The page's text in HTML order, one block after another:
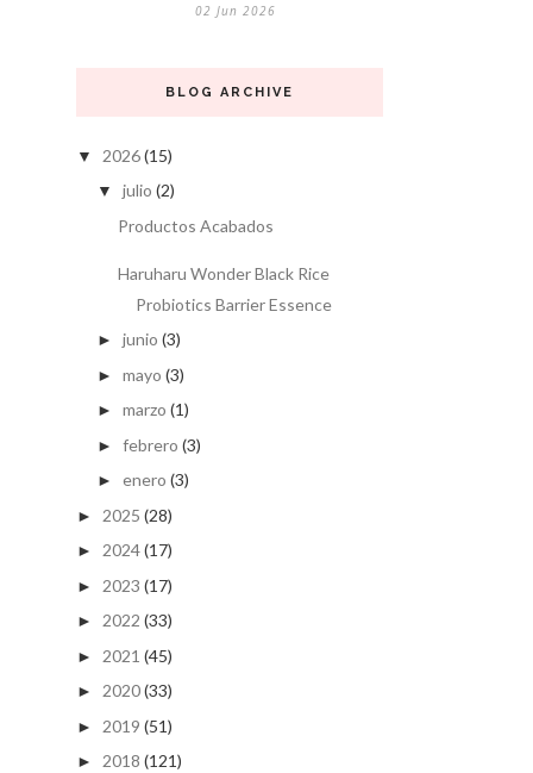
02 Jun 2026
BLOG ARCHIVE
▼ 2026(15)
▼ julio (2)
Productos Acabados
Haruharu Wonder Black Rice
Probiotics Barrier Essence
► junio (3)
► mayo (3)
► marzo (1)
► febrero (3)
► enero (3)
► 2025 (28)
► 2024(17)
► 2023 (17)
► 2022 (33)
► 2021 (45)
► 2020(33)
► 2019 (51)
► 2018 (121)